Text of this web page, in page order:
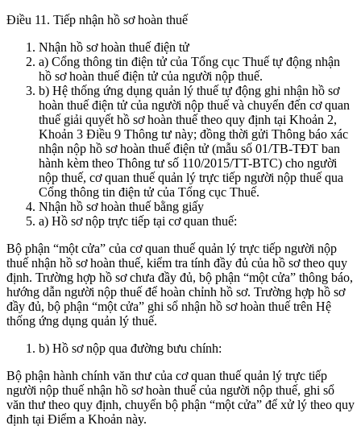
Điều 11. Tiếp nhận hồ sơ hoàn thuế
Nhận hồ sơ hoàn thuế điện tử
a) Cổng thông tin điện tử của Tổng cục Thuế tự động nhận
hồ sơ hoàn thuế điện tử của người nộp thuế.
b) Hệ thống ứng dụng quản lý thuế tự động ghi nhận hồ sơ
hoàn thuế điện tử của người nộp thuế và chuyển đến cơ quan
thuế giải quyết hồ sơ hoàn thuế theo quy định tại Khoản 2,
Khoản 3 Điều 9 Thông tư này; đồng thời gửi Thông báo xác
nhận nộp hồ sơ hoàn thuế điện tử (mẫu số 01/TB-TĐT ban
hành kèm theo Thông tư số 110/2015/TT-BTC) cho người
nộp thuế, cơ quan thuế quản lý trực tiếp người nộp thuế qua
Cổng thông tin điện tử của Tổng cục Thuế.
Nhận hồ sơ hoàn thuế bằng giấy
a) Hồ sơ nộp trực tiếp tại cơ quan thuế:
Bộ phận “một cửa” của cơ quan thuế quản lý trực tiếp người nộp
thuế nhận hồ sơ hoàn thuế, kiểm tra tính đầy đủ của hồ sơ theo quy
định. Trường hợp hồ sơ chưa đầy đủ, bộ phận “một cửa” thông báo,
hướng dẫn người nộp thuế để hoàn chỉnh hồ sơ. Trường hợp hồ sơ
đầy đủ, bộ phận “một cửa” ghi sổ nhận hồ sơ hoàn thuế trên Hệ
thống ứng dụng quản lý thuế.
b) Hồ sơ nộp qua đường bưu chính:
Bộ phận hành chính văn thư của cơ quan thuế quản lý trực tiếp
người nộp thuế nhận hồ sơ hoàn thuế của người nộp thuế, ghi sổ
văn thư theo quy định, chuyển bộ phận “một cửa” để xử lý theo quy
định tại Điểm a Khoản này.